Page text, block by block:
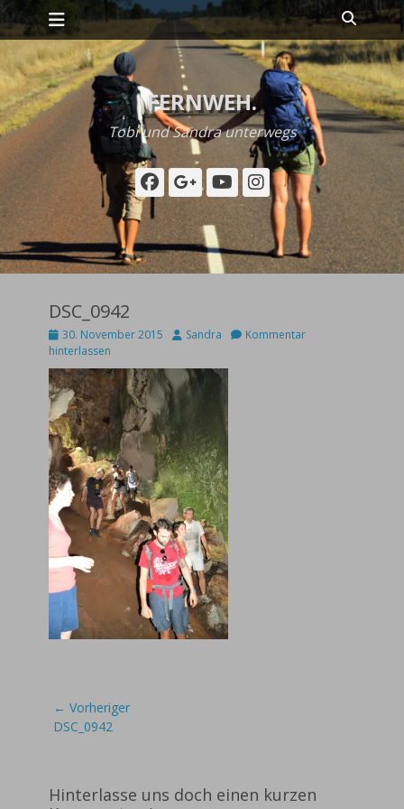
Zum
Inhalt
springen
Primäres Menü Suchen
FERNWEH.
Tobi und Sandra unterwegs
Facebook
Googleplus
YouTube
Instagram
DSC_0942
Posted
on
30. November 2015 AutorSandra
Kommentar
hinterlassen
Beitragsnavigation
← Vorheriger
Vorheriger
DSC_0942
Hinterlasse uns doch einen kurzen